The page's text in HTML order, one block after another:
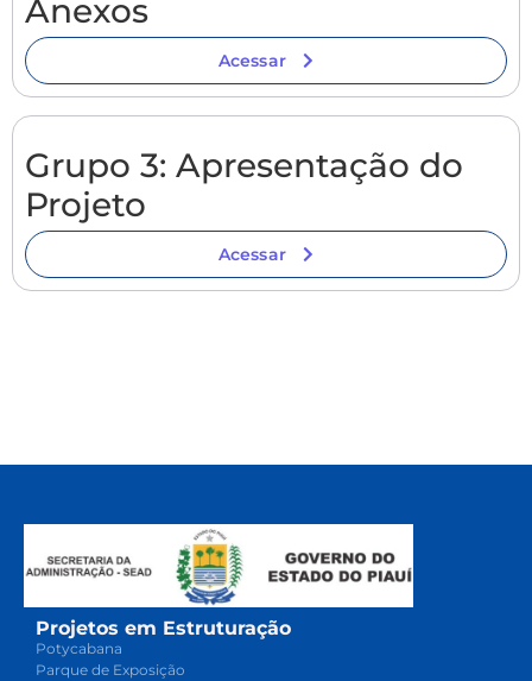
Anexos
Acessar
Grupo 3: Apresentação do
Projeto
Acessar
Projetos em Estruturação
Potycabana
Parque de Exposição